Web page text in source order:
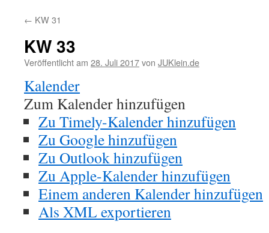
← KW 31
KW 33
Veröffentlicht am 28. Juli 2017von JUKlein.de
Kalender
Zum Kalender hinzufügen
Zu Timely-Kalender hinzufügen
Zu Google hinzufügen
Zu Outlook hinzufügen
Zu Apple-Kalender hinzufügen
Einem anderen Kalender hinzufügen
Als XML exportieren